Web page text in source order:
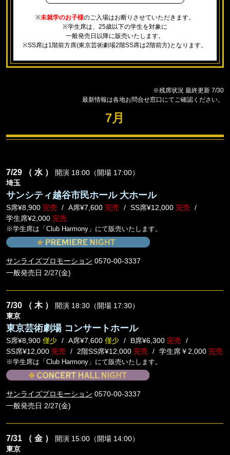
※未就学のお子様のご入場はお断りさせていただきます。
※学生席は、25歳以下の学生を対象に
一般発売日以降に販売いたします。
※SS席は1階前方席(東京芸術劇場2階SS席は2階前方)となります。
※残席状況 最終更新 7/30
最新情報は各地お問合せ窓口にてご確認ください。
7月
7/29 （ 水 ）
開演 18:00（開場 17:00）
埼玉
サンシティ越谷市民ホール 大ホール
S席¥8,900 完売 A席¥7,600 完売 SS席¥12,000 完売
学生席¥2,000 完売
※学生席は「Club Harmony」にて販売いたします。
サンライズプロモーション 0570-00-3337
一般発売日 2/27(金)
7/30 （ 木 ）
開演 18:30（開場 17:30）
東京
東京芸術劇場 コンサートホール
S席¥8,900僅少 A席¥7,600僅少 B席¥6,300 完売
SS席¥12,000 完売 2階SS席¥12,000 完売 学生席￥2,000 完売
※学生席は「Club Harmony」にて販売いたします。
サンライズプロモーション 0570-00-3337
一般発売日 2/27(金)
7/31 （ 金 ）
開演 15:00（開場 14:00）
東京